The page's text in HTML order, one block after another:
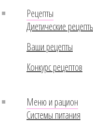
Рецепты
Диетические
Ваши рецепты
Конкурс рецептов
Меню и рацион
Системы питания